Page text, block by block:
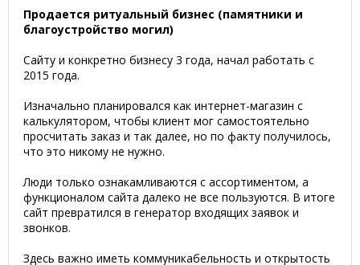
Продается ритуальный бизнес (памятники и
благоустройство могил)
Сайту и конкретно бизнесу 3 года, начал работать с
2015 года.
Изначально планировался как интернет-магазин с
калькулятором, чтобы клиент мог самостоятельно
просчитать заказ и так далее, но по факту получилось,
что это никому не нужно.
Люди только ознакамливаются с ассортиментом, а
функционалом сайта далеко не все пользуются. В итоге
сайт превратился в генератор входящих заявок и
звонков.
Здесь важно иметь коммуникабельность и открытость